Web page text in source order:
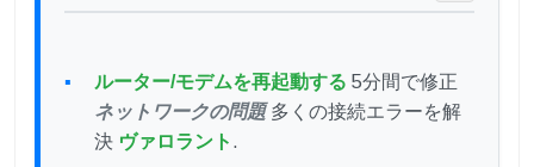
ルーター/モデムを再起動する 5分間で修正
ネットワークの問題多くの接続エラーを解
決 ヴァロラント .